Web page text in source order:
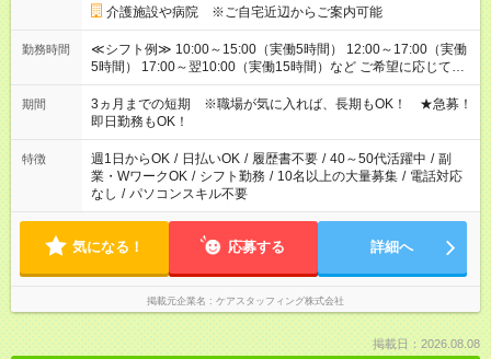
介護施設や病院 ※ご自宅近辺からご案内可能
勤務時間
≪シフト例≫ 10:00～15:00（実働5時間） 12:00～17:00（実働
5時間） 17:00～翌10:00（実働15時間）など ご希望に応じて、
働く時間は調整できます！ お気軽に担当へ相談ください！
期間
3ヵ月までの短期 ※職場が気に入れば、長期もOK！ ★急募！
即日勤務もOK！
特徴 週1日からOK / 日払いOK / 履歴書不要 / 40～50代活躍中 / 副
業・WワークOK / シフト勤務 / 10名以上の大量募集 / 電話対応
なし / パソコンスキル不要
気になる！ 応募する 詳細へ
掲載元企業名 ケアスタッフィング株式会社
掲載日：2026.08.08